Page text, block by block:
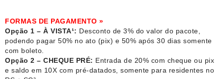
FORMAS DE PAGAMENTO »
Opção 1 – À VISTA¹: Desconto de 3% do valor do pacote,
podendo pagar 50% no ato (pix) e 50% após 30 dias somente
com boleto.
Opção 2 – CHEQUE PRÉ: Entrada de 20% com cheque ou pix
e saldo em 10X com pré-datados, somente para residentes no